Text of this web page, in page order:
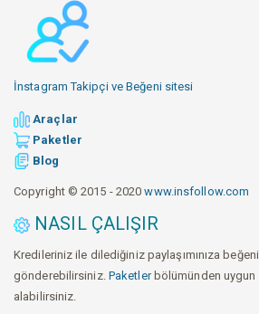
İnstagram Takipçi ve Beğeni sitesi
Araçlar
Paketler
Blog
Copyright © 2015 - 2020www.insfollow.com
NASIL ÇALIŞIR
Kredileriniz ile dilediğiniz paylaşımınıza
gönderebilirsiniz. Paketlerbölümünden uygun
alabilirsiniz.